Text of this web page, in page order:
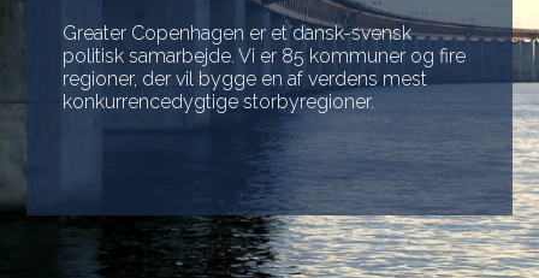
Greater Copenhagen er et dansk-svensk
politisk samarbejde. Vi er 85 kommuner og fire
regioner, der vil bygge en af verdens mest
konkurrencedygtige storbyregioner.